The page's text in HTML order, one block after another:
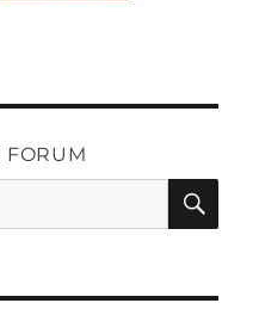
FORUM